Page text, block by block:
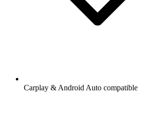
Carplay & Android Auto compatible